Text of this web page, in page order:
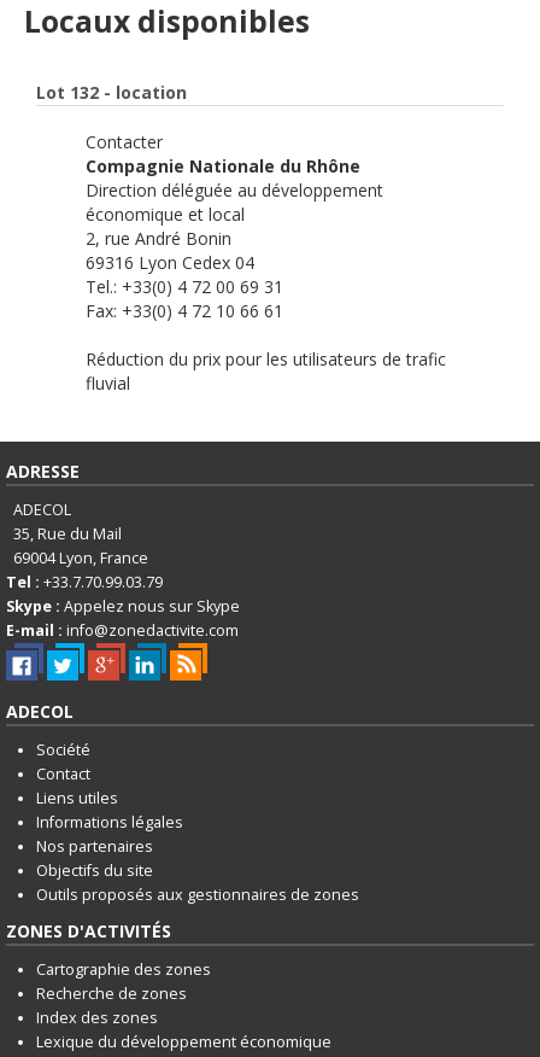
Locaux disponibles
Lot 132 - location
Contacter
Compagnie Nationale du Rhône
Direction déléguée au développement
économique et local
2, rue André Bonin
69316 Lyon Cedex 04
Tel.: +33(0) 4 72 00 69 31
Fax: +33(0) 4 72 10 66 61
Réduction du prix pour les utilisateurs de trafic
fluvial
ADRESSE
ADECOL
35, Rue du Mail
69004Lyon, France
Tel : +33.7.70.99.03.79
Skype : Appelez nous sur Skype
E-mail : info@zonedactivite.com
ADECOL
Société
Contact
Liens utiles
Informations légales
Nos partenaires
Objectifs du site
Outils proposés aux gestionnaires de zones
ZONES D'ACTIVITÉS
Cartographie des zones
Recherche de zones
Index des zones
Lexique du développement économique